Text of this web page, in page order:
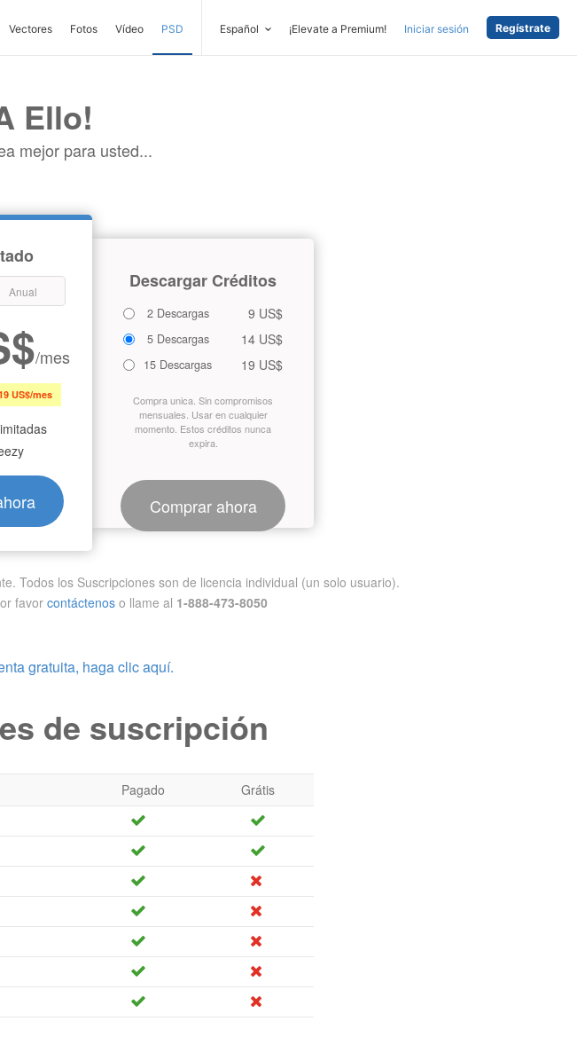
Vectores Fotos Vídeo PSD Español ¡Elevate a Premium! Iniciar sesión Regístrate
Ello!
mejor para usted...
Anual
/mes
US$/mes
Descargar Créditos
2 Descargas 9 US$
5 Descargas 14 US$
15 Descargas 19 US$
Compra unica. Sin compromisos
mensuales. Usar en cualquier
momento. Estos créditos nunca
expira.
Comprar ahora
Todos los Suscripciones son de licencia individual (un solo usuario).
favorcontáctenos o llame al 1-888-473-8050
gratuita, haga clic aquí.
de suscripción
Pagado
Grátis